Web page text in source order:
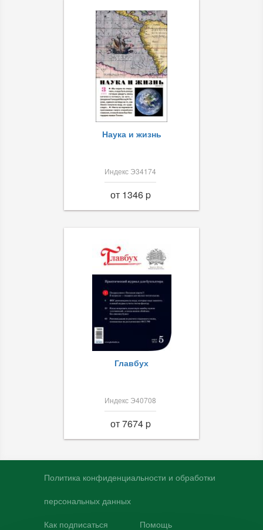
Наука и жизнь
Индекс Э34174
от 1346 p
Главбух
Индекс Э40708
от 7674 p
Политика конфиденциальности и обработки
персональных данных
Как подписаться Помощь